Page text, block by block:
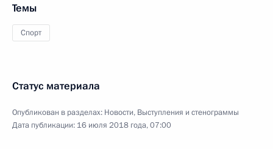
Темы
Спорт
Статус материала
Опубликован в разделах: Новости, Выступления и стенограммы
Дата публикации: 16 июля 2018 года, 07:00